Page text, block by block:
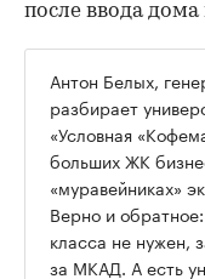
после ввода
Антон Белых,
разбирает
«Условная
больших ЖК
«муравейниках»
Верно и
класса не нужен,
за МКАД. А есть